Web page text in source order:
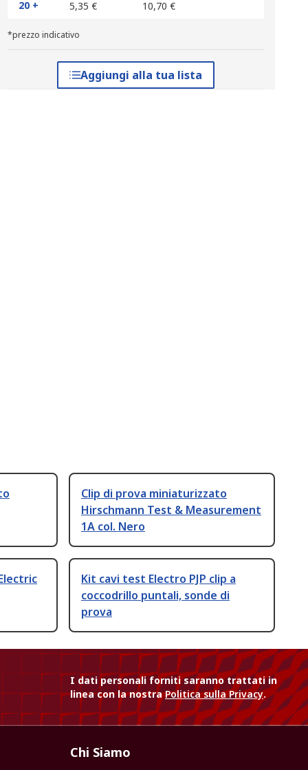
20 +
5,35 € 10,70 €
*prezzo indicativo
Aggiungi alla tua lista
Clip di prova miniaturizzato
Hirschmann Test & Measurement
1A col. Nero
Kit cavi test Electro PJP clip a
coccodrillo puntali, sonde di
prova
I dati personali forniti saranno trattati in
linea con la nostraPolitica sulla Privacy.
Chi Siamo